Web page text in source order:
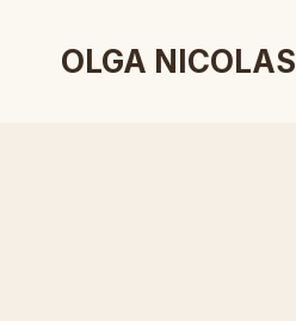
contenuOLGA NICOLAS